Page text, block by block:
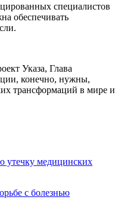
специалистов
обеспечивать
Указа, Глава
конечно, нужны,
трансформаций в мире и
утечку медицинских
с болезнью